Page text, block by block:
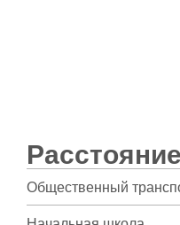
Расстояние
Общественный